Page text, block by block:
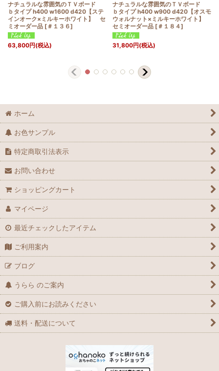
ナチュラルな雰囲気のＴＶボード
ｂタイプ h400 w1600 d420【ステ
インオーク×ミルキーホワイト】 セ
ミオーダー品 [ ＃１３６]
63,800円(税込)
ナチュラルな雰囲気のＴＶボード
ｂタイプ h400 w900 d420【オスモ
ウォルナット×ミルキーホワイト】
セミオーダー品 [ ＃１８４]
31,800円(税込)
ホーム
お色サンプル
特定商取引法表示
お問い合わせ
ショッピングカート
マイページ
最近チェックしたアイテム
ご利用案内
ブログ
うらら のご案内
ご購入前にお読みください
送料・配送について